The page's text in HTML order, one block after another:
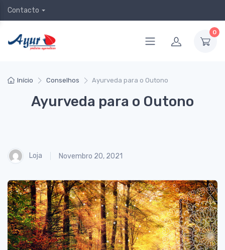
Contacto
0
Início Conselhos Ayurveda para o Outono
Ayurveda para o Outono
Loja Novembro 20, 2021